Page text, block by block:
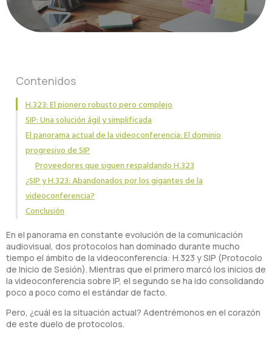
Contenidos
H.323: El pionero robusto pero complejo
SIP: Una solución ágil y simplificada
El panorama actual de la videoconferencia: El dominio
progresivo de SIP
Proveedores que siguen respaldando H.323
¿SIP y H.323: Abandonados por los gigantes de la
videoconferencia?
Conclusión
En el panorama en constante evolución de la comunicación
audiovisual, dos protocolos han dominado durante mucho
tiempo el ámbito de la videoconferencia: H.323 y SIP (Protocolo
de Inicio de Sesión). Mientras que el primero marcó los inicios de
la videoconferencia sobre IP, el segundo se ha ido consolidando
poco a poco como el estándar de facto.
Pero, ¿cuál es la situación actual? Adentrémonos en el corazón
de este duelo de protocolos.